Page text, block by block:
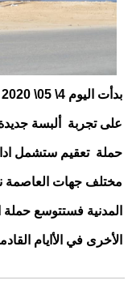
على تجربة ألبسة
حملة تعقيم ستشمل
مختلف جهات العاصمة
المدنية فستتوسع
الأخرى في الأايام